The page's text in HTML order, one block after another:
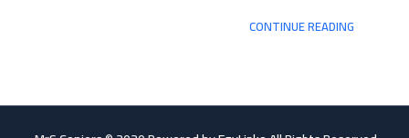
CONTINUE READING